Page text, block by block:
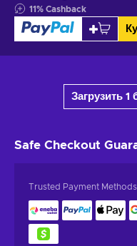
11% Cashback
Загрузить
Safe Checkout
Trusted Payment Methods